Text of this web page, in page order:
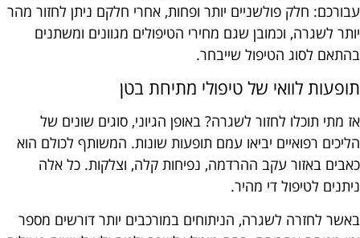
עבורכם: חלק פולשניים יותר ופחות, אחרי חלקם ניתן לחזור מהר
יותר לשגרה, וכמובן שגם מחירי הטיפולים מגוונים ומשתנים
בהתאם לסוג הטיפול שייבחר.
תופעות לוואי של טיפולי מתיחת בטן
אז מתי תוכלו לחזור לשגרה? באופן הגיוני, סוגים שונים של
הליכים רפואיים יביאו עמם תופעות שונות. המשותף לכולם הוא
כאבים באזור עקב ההרדמה, נפיחות קלה, וצלקות. כל אלה
ניתנים לטיפול די מהיר.
באשר לחזרה לשגרה, הניתוחים במורכבים יותר דורשים מספר